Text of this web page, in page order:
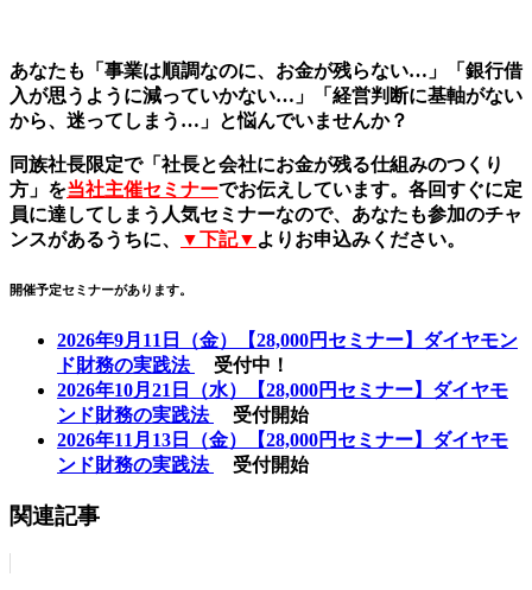
あなたも「事業は順調なのに、お金が残らない…」「銀行借
入が思うように減っていかない…」「経営判断に基軸がない
から、迷ってしまう…」と悩んでいませんか？
同族社長限定で「社長と会社にお金が残る仕組みのつくり
方」を当社主催セミナーでお伝えしています。各回すぐに定
員に達してしまう人気セミナーなので、あなたも参加のチャ
ンスがあるうちに、
▼下記▼ よりお申込みください。
開催予定セミナーがあります。
2026年9月11日（金）【28,000円セミナー】ダイヤモン
ド財務の実践法
受付中！
2026年10月21日（水）【28,000円セミナー】ダイヤモ
ンド財務の実践法
受付開始
2026年11月13日（金）【28,000円セミナー】ダイヤモ
ンド財務の実践法
受付開始
関連記事